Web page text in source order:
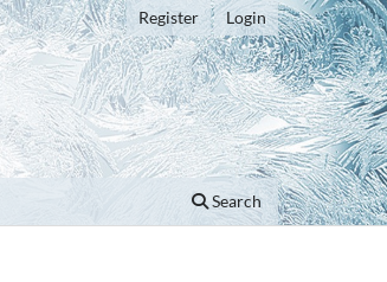
Search
Register Login